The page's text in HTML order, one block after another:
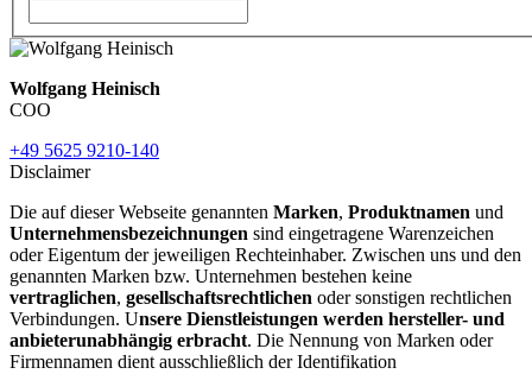
Wolfgang Heinisch
COO
+49 5625 9210-140
Disclaimer
Die auf dieser Webseite genannten Marken, Produktnamen und
Unternehmensbezeichnungen sind eingetragene Warenzeichen
oder Eigentum der jeweiligen Rechteinhaber. Zwischen uns und den
genannten Marken bzw. Unternehmen bestehen keine
vertraglichen, gesellschaftsrechtlichen oder sonstigen rechtlichen
Verbindungen. Unsere Dienstleistungen werden hersteller- und
anbieterunabhängig erbracht. Die Nennung von Marken oder
Firmennamen dient ausschließlich der Identifikation